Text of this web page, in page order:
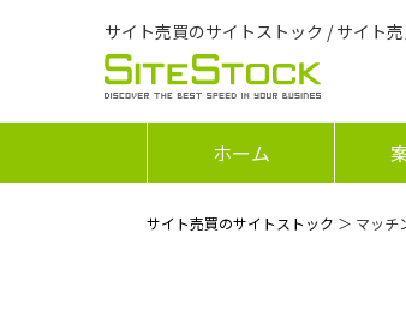
サイト売買のサイトストック / サイト
ホーム
サイト売買のサイトストック ＞ マッチ